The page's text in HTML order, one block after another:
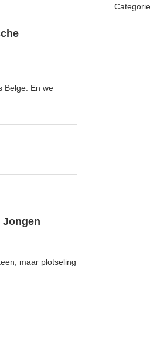
Belge. En we
Jongen
maar plotseling